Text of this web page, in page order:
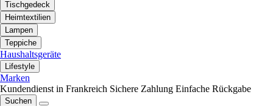
Tischgedeck
Heimtextilien
Lampen
Teppiche
Haushaltsgeräte
Lifestyle
Marken
Kundendienst in Frankreich Sichere Zahlung Einfache Rückgabe
Suchen